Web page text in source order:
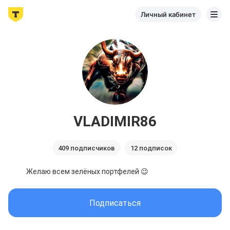
Личный кабинет
VLADIMIR86
409 подписчиков 12 подписок
Желаю всем зелёных портфелей 😉
Подписаться